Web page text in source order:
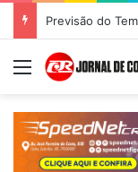
Previsão do
Menu